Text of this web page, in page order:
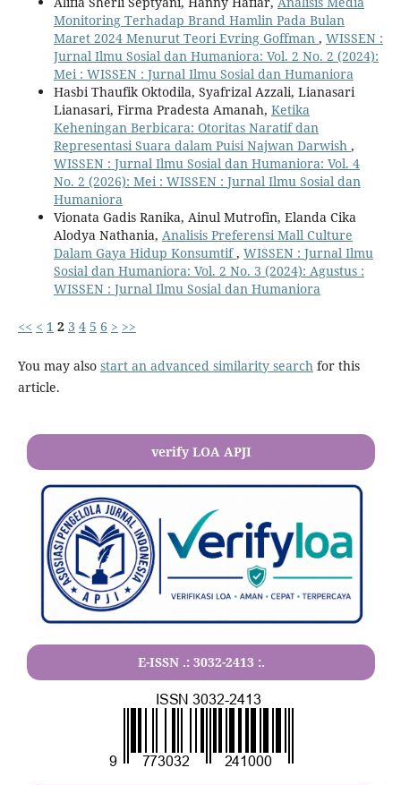
Monitoring Terhadap Brand Hamlin Pada Bulan
Maret 2024 Menurut Teori Evring Goffman , WISSEN :
Jurnal Ilmu Sosial dan Humaniora: Vol. 2 No. 2 (2024):
Mei : WISSEN : Jurnal Ilmu Sosial dan Humaniora
Hasbi Thaufik Oktodila, Syafrizal Azzali, Lianasari
Lianasari, Firma Pradesta Amanah, Ketika
Keheningan Berbicara: Otoritas Naratif dan
Representasi Suara dalam Puisi Najwan Darwish ,
WISSEN : Jurnal Ilmu Sosial dan Humaniora: Vol. 4
No. 2 (2026): Mei : WISSEN : Jurnal Ilmu Sosial dan
Humaniora
Vionata Gadis Ranika, Ainul Mutrofin, Elanda Cika
Alodya Nathania, Analisis Preferensi Mall Culture
Dalam Gaya Hidup Konsumtif, WISSEN : Jurnal Ilmu
Sosial dan Humaniora: Vol. 2 No. 3 (2024): Agustus :
WISSEN : Jurnal Ilmu Sosial dan Humaniora
<< < 1 2 3 4 5 6 > >>
You may also start an advanced similarity searchfor this
article.
verify LOA APJI
E-ISSN .: 3032-2413 :.